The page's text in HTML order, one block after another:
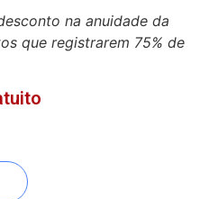
na anuidade da
que registrarem 75% de